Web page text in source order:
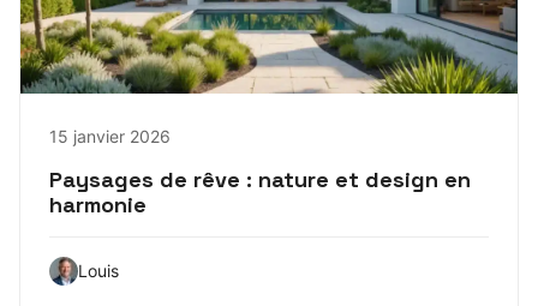
15 janvier 2026
Paysages de rêve : nature et design en
harmonie
Louis